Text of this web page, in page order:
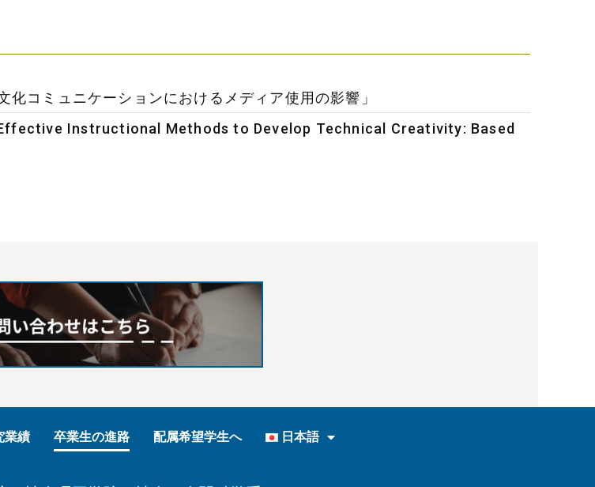
コミュニケーションにおけるメディア使用の影響」
Instructional Methods to Develop Technical Creativity: Based
業績 卒業生の進路 配属希望学生へ 日本語